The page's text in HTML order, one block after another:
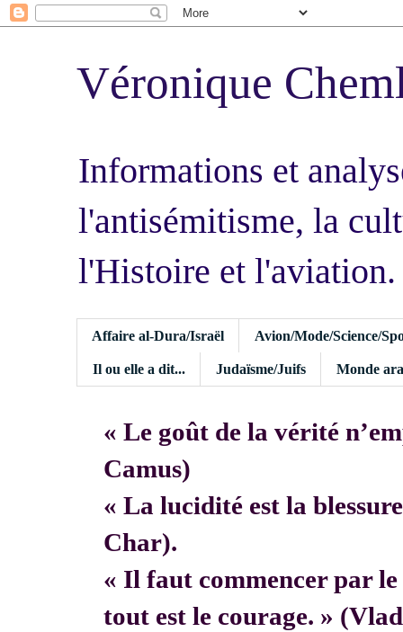
Véronique
Informations et
l'antisémitisme, la
l'Histoire et l'aviation.
Affaire al-Dura/Israël Avion/Mode/Science/
Il ou elle a dit... Judaïsme/Juifs Monde
« Le goût de la vérité
Camus)
« La lucidité est la
Char).
« Il faut commencer par le
tout est le courage. »